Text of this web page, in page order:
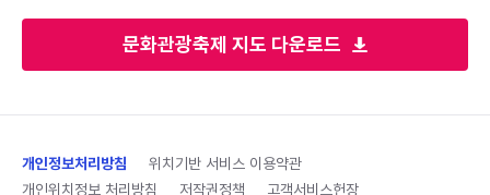
문화관광축제 지도 다운로드
개인정보처리방침
위치기반 서비스 이용약관
개인위치정보 처리방침
저작권정책 고객서비스헌장